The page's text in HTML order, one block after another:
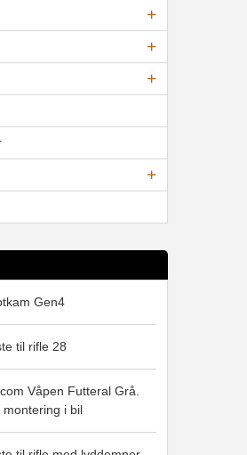
Gen4
til rifle 28
Våpen Futteral Grå.
montering i bil